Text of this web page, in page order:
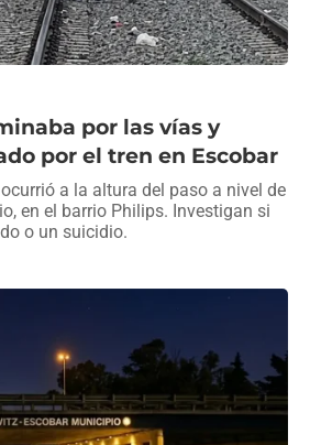
por las vías y
por el tren en Escobar
a la altura del paso a nivel de
en el barrio Philips. Investigan si
o un suicidio.